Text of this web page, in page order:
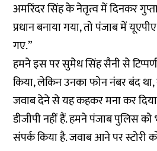
अमरिंदर सिंह के नेतृत्व में दिनकर
प्रधान बनाया गया, तो पंजाब में
गए.”
हमने इस पर सुमेध सिंह सैनी से
किया, लेकिन उनका फोन नंबर बंद था,
जवाब देने से यह कहकर मना कर
डीजीपी नहीं हैं. हमने पंजाब पुलिस
संपर्क किया है. जवाब आने पर स्टोरी